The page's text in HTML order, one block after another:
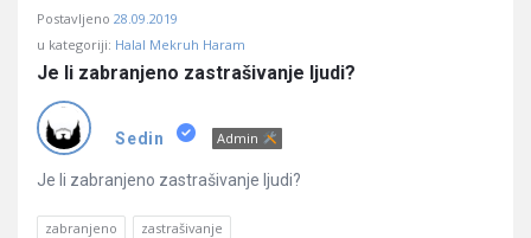
Učene
Latest
Pitanja
Postavljeno 28.09.2019
u kategoriji: Halal Mekruh Haram
Je li zabranjeno zastrašivanje ljudi?
Sedin Admin
Je li zabranjeno zastrašivanje ljudi?
zabranjeno zastrašivanje